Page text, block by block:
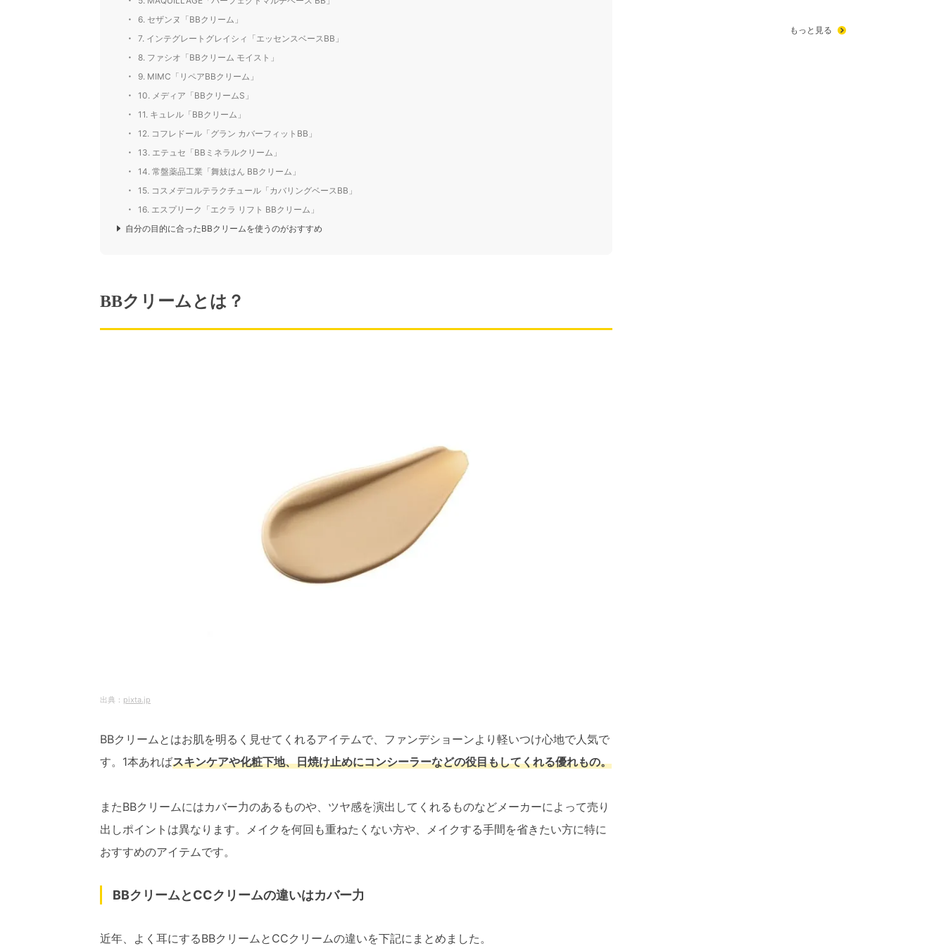
6. セザンヌ「BBクリーム」
7. インテグレートグレイシィ「エッセンスベースBB」
8. ファシオ「BBクリーム モイスト」
9. MIMC「リペアBBクリーム」
10. メディア「BBクリームS」
11. キュレル「BBクリーム」
12. コフレドール「グラン カバーフィットBB」
13. エテュセ「BBミネラルクリーム」
14. 常盤薬品工業「舞妓はん BBクリーム」
15. コスメデコルテラクチュール「カバリングベースBB」
16. エスプリーク「エクラ リフト BBクリーム」
自分の目的に合ったBBクリームを使うのがおすすめ
BBクリームとは？
pixta.jp
BBクリームとはお肌を明るく見せてくれるアイテムで、ファンデショーンより軽いつけ心地で人気で
す。1本あればスキンケアや化粧下地、日焼け止めにコンシーラーなどの役目もしてくれる優れもの。
またBBクリームにはカバー力のあるものや、ツヤ感を演出してくれるものなどメーカーによって売り
出しポイントは異なります。メイクを何回も重ねたくない方や、メイクする手間を省きたい方に特に
おすすめのアイテムです。
BBクリームとCCクリームの違いはカバー力
近年、よく耳にするBBクリームとCCクリームの違いを下記にまとめました。
もっと見る